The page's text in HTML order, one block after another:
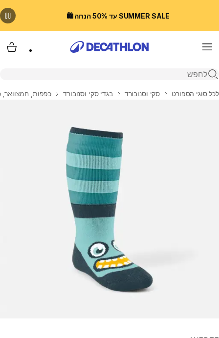
SUMMER SALE עד 50% הנחה 🛍️
Menu
פתיחת חיפוש
בית
לכל סוגי הספורט סקי וסנובורד בגדי סקי וסנובורד כפפות, חמצוואר,